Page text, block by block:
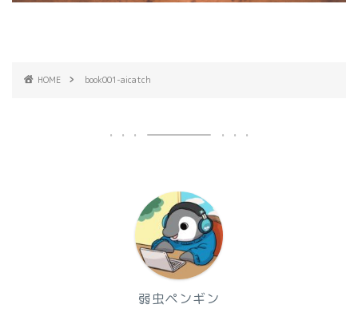
HOME book001-aicatch
弱虫ペンギン